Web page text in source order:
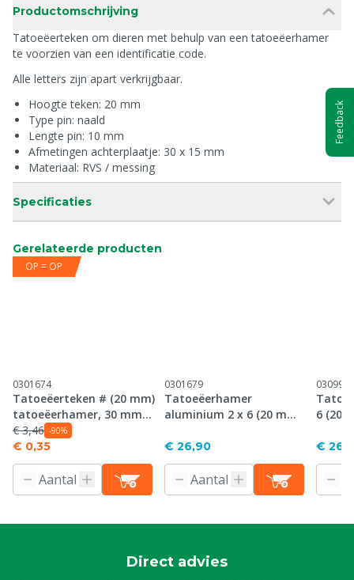
Productomschrijving
Tatoeëerteken om dieren met behulp van een tatoeëerhamer
te voorzien van een identificatie code.
Alle letters zijn apart verkrijgbaar.
Hoogte teken: 20 mm
Type pin: naald
Lengte pin: 10 mm
Afmetingen achterplaatje: 30 x 15 mm
Materiaal: RVS / messing
Specificaties
Gerelateerde producten
OP = OP
0301674
Tatoeëerteken # (20 mm)
tatoeëerhamer, 30 mm
plaat
€ 3,46 -90%
€ 0,35
0301679
Tatoeëerhamer
aluminium 2 x 6 (20 mm),
€ 26,90
0309957
6 (20
€
Direct advies
Feedback